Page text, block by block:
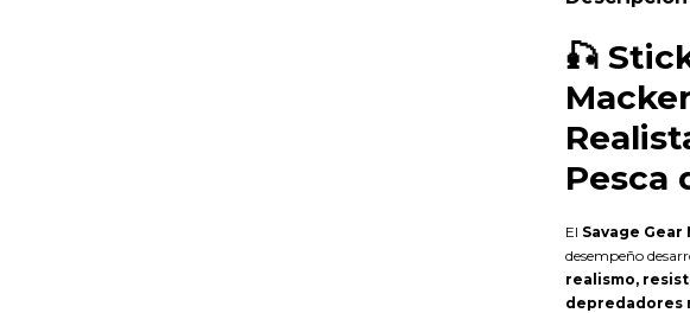
🎣
Pesca
El Savage
desempeño
realismo,
depredadores